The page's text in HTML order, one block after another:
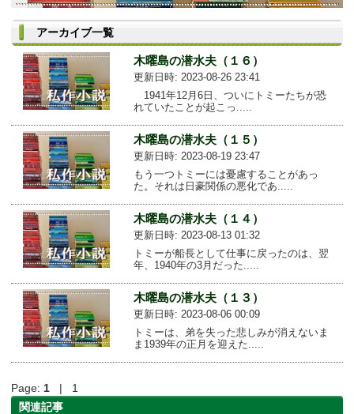
アーカイブ一覧
木曜島の潜水夫（１６）
更新日時: 2023-08-26 23:41
1941年12月6日、ついにトミーたちが恐
れていたことが起こっ.....
木曜島の潜水夫（１５）
更新日時: 2023-08-19 23:47
もう一つトミーには憂慮することがあっ
た。それは日豪関係の悪化であ.....
木曜島の潜水夫（１４）
更新日時: 2023-08-13 01:32
トミーが船長として仕事に戻ったのは、翌
年、1940年の3月だった.....
木曜島の潜水夫（１３）
更新日時: 2023-08-06 00:09
トミーは、弟を失った悲しみが消えないま
ま1939年の正月を迎えた.....
Page: 1 | 1
関連記事